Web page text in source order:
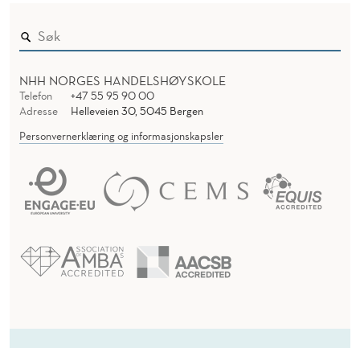
NHH NORGES HANDELSHØYSKOLE
Telefon
+47 55 95 90 00
Adresse
Helleveien 30, 5045 Bergen
Personvernerklæring og informasjonskapsler